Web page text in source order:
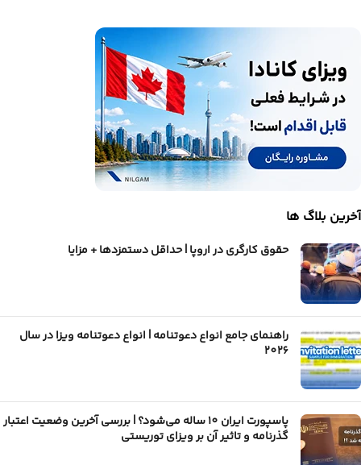
آخرین بلاگ ها
حقوق کارگری در اروپا | حداقل دستمزدها + مزایا
راهنمای جامع انواع دعوتنامه | انواع دعوتنامه ویزا در سال
2026
پاسپورت ایران 10 ساله می‌شود؟ | بررسی آخرین وضعیت اعتبار
گذرنامه و تاثیر آن بر ویزای توریستی